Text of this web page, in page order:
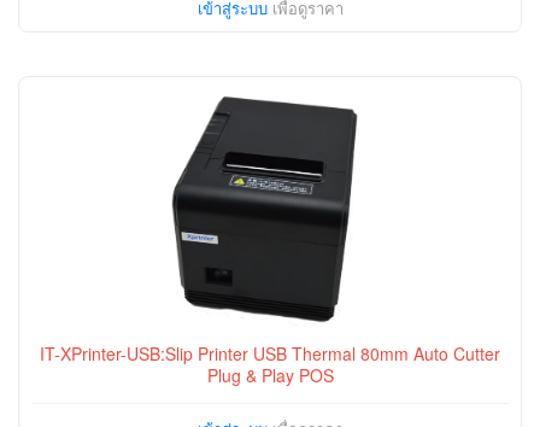
เข้าสู่ระบบเพื่อดูราคา
IT-XPrinter-USB:Slip Printer USB Thermal 80mm Auto Cutter
Plug & Play POS